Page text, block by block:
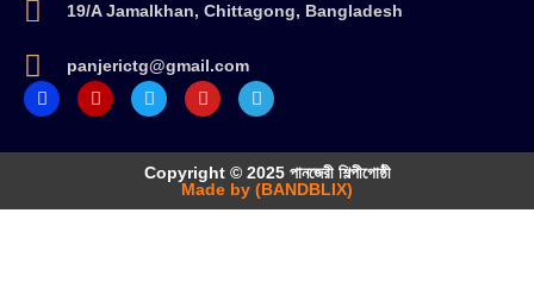
19/A Jamalkhan, Chittagong, Bangladesh
panjerictg@gmail.com
Copyright © 2025 পানজেরী শিল্পীগোষ্ঠী
Made by (BANDBLIX)